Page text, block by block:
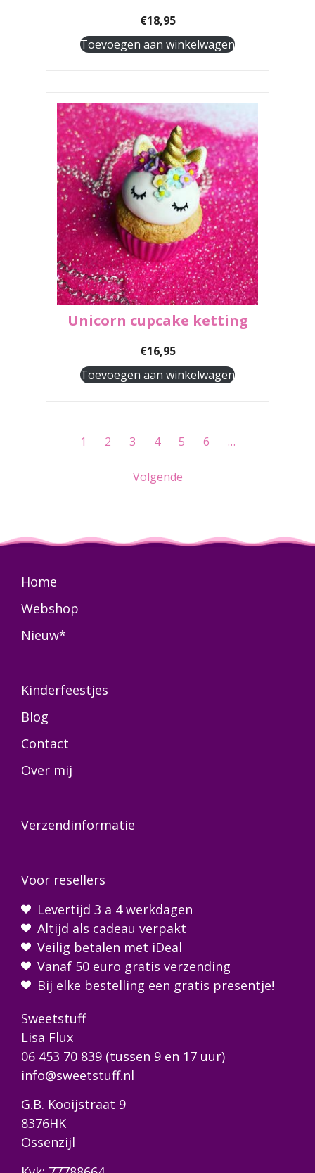
€18,95
Toevoegen aan winkelwagen
Unicorn cupcake ketting
€16,95
Toevoegen aan winkelwagen
1 2 3 4 5 6 …
Volgende
Home
Webshop
Nieuw*
Kinderfeestjes
Blog
Contact
Over mij
Verzendinformatie
Voor resellers
Levertijd 3 a 4 werkdagen
Altijd als cadeau verpakt
Veilig betalen met iDeal
Vanaf 50 euro gratis verzending
Bij elke bestelling een gratis presentje!
Sweetstuff
Lisa Flux
06 453 70 839 (tussen 9 en 17 uur)
info@sweetstuff.nl
G.B. Kooijstraat 9
8376HK
Ossenzijl